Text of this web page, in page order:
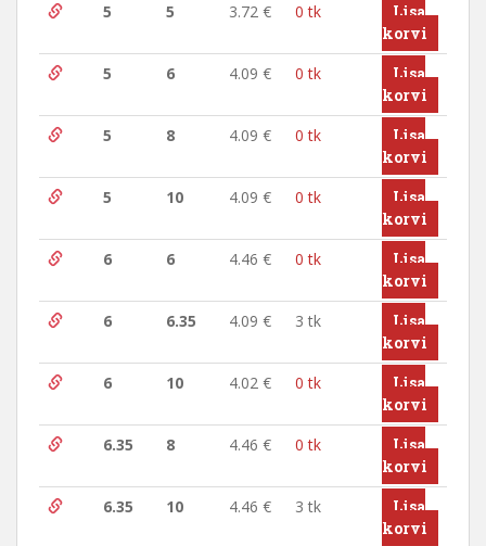
5
5 3.72 € 0 tk
Lisa
korvi
5
6 4.09 € 0 tk
Lisa
korvi
5
8 4.09 € 0 tk
Lisa
korvi
5
10 4.09 € 0 tk
Lisa
korvi
6
6 4.46 € 0 tk
Lisa
korvi
6
6.35 4.09 € 3 tk
Lisa
korvi
6
10 4.02 € 0 tk
Lisa
korvi
6.35
8 4.46 € 0 tk
Lisa
korvi
6.35
10 4.46 € 3 tk
Lisa
korvi